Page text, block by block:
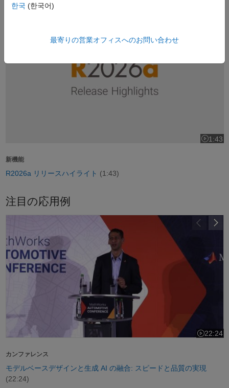
人気
1:43
ビデオ
新機能
R2026a リリースハイライト (1:43)
注目の応用例
モデルベースデザインと生成 AI の融合: スピードと品質の実現
22:24
ビデオの
カンファレンス
モデルベースデザインと生成 AI の融合: スピードと品質の実現
(22:24)
한국 (한국어)
最寄りの営業オフィスへのお問い合わせ